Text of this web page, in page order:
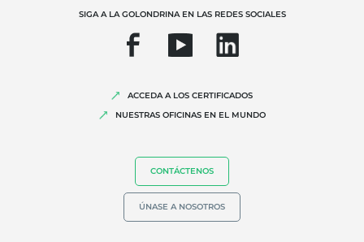
SIGA A LA GOLONDRINA EN LAS REDES SOCIALES
ACCEDA A LOS CERTIFICADOS
NUESTRAS OFICINAS EN EL MUNDO
CONTÁCTENOS
ÚNASE A NOSOTROS